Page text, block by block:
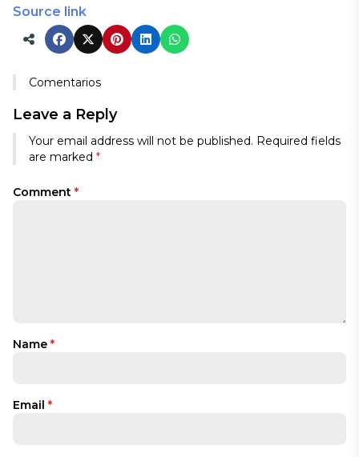
Source link
Comentarios
Leave a Reply
Your email address will not be published. Required fields
are marked *
Comment *
Name *
Email *